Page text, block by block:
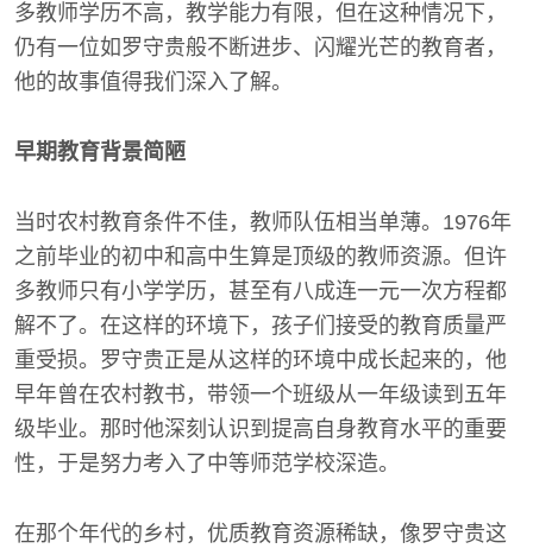
多教师学历不高，教学能力有限，但在这种情况下，
仍有一位如罗守贵般不断进步、闪耀光芒的教育者，
他的故事值得我们深入了解。
早期教育背景简陋
当时农村教育条件不佳，教师队伍相当单薄。1976年
之前毕业的初中和高中生算是顶级的教师资源。但许
多教师只有小学学历，甚至有八成连一元一次方程都
解不了。在这样的环境下，孩子们接受的教育质量严
重受损。罗守贵正是从这样的环境中成长起来的，他
早年曾在农村教书，带领一个班级从一年级读到五年
级毕业。那时他深刻认识到提高自身教育水平的重要
性，于是努力考入了中等师范学校深造。
在那个年代的乡村，优质教育资源稀缺，像罗守贵这